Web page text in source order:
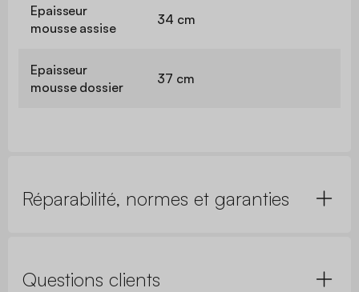
Epaisseur
mousse assise
34 cm
Epaisseur
mousse dossier
37 cm
Réparabilité, normes et garanties
Questions clients